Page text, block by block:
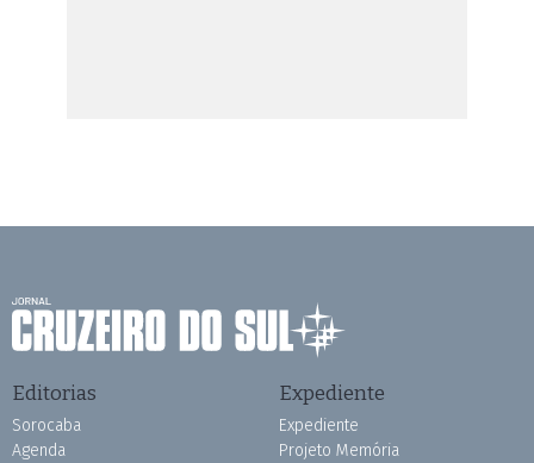
Editorias
Sorocaba
Agenda
Expediente
Expediente
Projeto Memória